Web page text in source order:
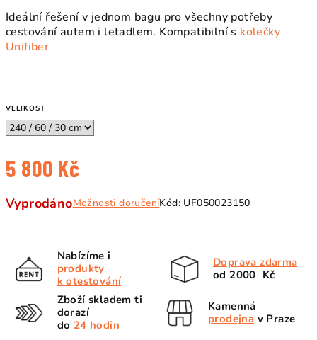
Ideální řešení v jednom bagu pro všechny potřeby
cestování autem i letadlem. Kompatibilní s kolečky
Unifiber
VELIKOST
5 800 Kč
cena:
VyprodánoMožnosti doručeníKód: UF050023150
Nabízíme i
produkty
k otestování
Doprava zdarma
od 2000 Kč
Zboží skladem ti
dorazí
do 24 hodin
Kamenná
prodejna v Praze